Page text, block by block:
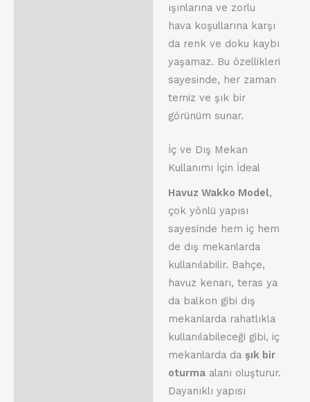
ışınlarına ve zorlu
hava koşullarına karşı
da renk ve doku kaybı
yaşamaz. Bu özellikleri
sayesinde, her zaman
temiz ve şık bir
görünüm sunar.
İç ve Dış Mekan
Kullanımı İçin İdeal
Havuz Wakko Model,
çok yönlü yapısı
sayesinde hem iç hem
de dış mekanlarda
kullanılabilir. Bahçe,
havuz kenarı, teras ya
da balkon gibi dış
mekanlarda rahatlıkla
kullanılabileceği gibi, iç
mekanlarda da şık bir
oturmaalanı oluşturur.
Dayanıklı yapısı